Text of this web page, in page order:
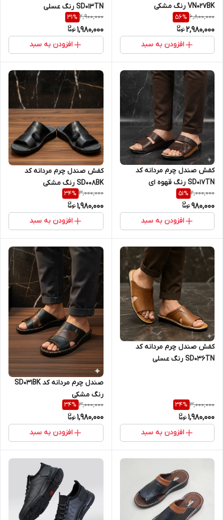
VN027BK رنگ مشکی
6,800,000
56%
2,980,000
افزودن به سبد
SD013TN رنگ عسلی
2,900,000
31%
1,980,000
افزودن به سبد
کفش صندل چرم مردانه کد
SD017TN رنگ قهوه ای
2,000,000
51%
980,000
افزودن به سبد
کفش صندل چرم مردانه کد
SD008BK رنگ مشکی
3,000,000
34%
1,980,000
افزودن به سبد
کفش صندل چرم مردانه کد
SD036TN رنگ عسلی
3,000,000
34%
1,980,000
افزودن به سبد
صندل چرم مردانه کد SD031BK
رنگ مشکی
3,000,000
34%
1,980,000
افزودن به سبد